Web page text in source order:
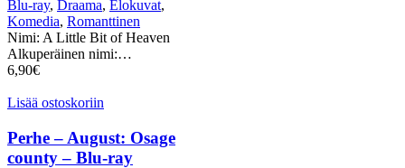
Blu-ray, Draama, Elokuvat,
Komedia, Romanttinen
Nimi: A Little Bit of Heaven
Alkuperäinen nimi:…
6,90€
Lisää ostoskoriin
Perhe – August: Osage
county – Blu-ray